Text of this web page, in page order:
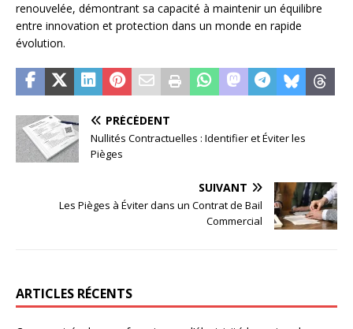
renouvelée, démontrant sa capacité à maintenir un équilibre
entre innovation et protection dans un monde en rapide
évolution.
PRÉCÉDENT
Nullités Contractuelles : Identifier et Éviter les
Pièges
SUIVANT
Les Pièges à Éviter dans un Contrat de Bail
Commercial
ARTICLES RÉCENTS